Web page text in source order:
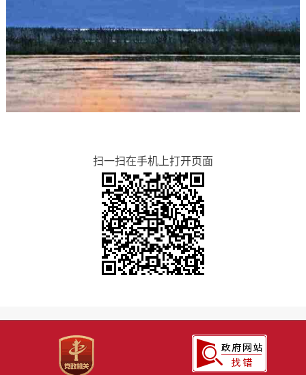
扫一扫在手机上打开页面